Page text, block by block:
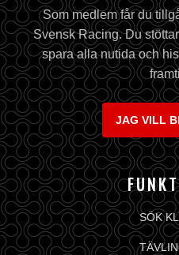
Som medlem får du
Svensk Racing. Du
spara alla nutida och
JAG VILL
SÖK